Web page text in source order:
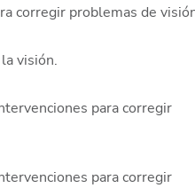
corregir problemas de
visión.
para corregir
para corregir